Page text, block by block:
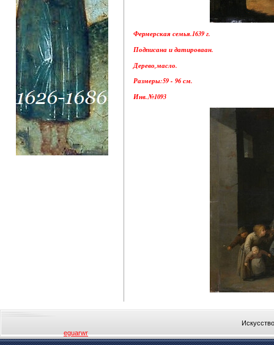
Фермерская семья.1639 г.
Подписана и датироваан.
Дерево,масло.
Размеры:59 - 96 см.
Инв.№1093
eguarwr